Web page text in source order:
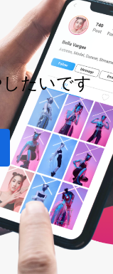
たいです